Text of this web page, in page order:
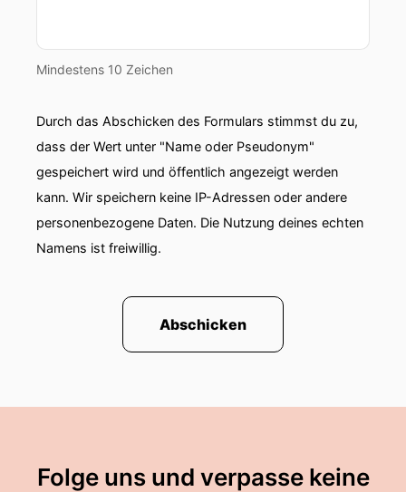
Mindestens 10 Zeichen
Durch das Abschicken des Formulars stimmst du zu,
dass der Wert unter "Name oder Pseudonym"
gespeichert wird und öffentlich angezeigt werden
kann. Wir speichern keine IP-Adressen oder andere
personenbezogene Daten. Die Nutzung deines echten
Namens ist freiwillig.
Abschicken
Folge uns und verpasse keine